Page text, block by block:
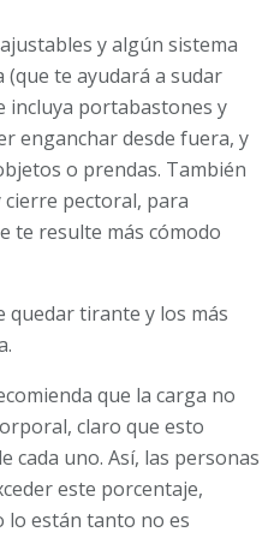
y algún sistema
(que te ayudará a sudar
incluya portabastones y
enganchar desde fuera, y
o prendas. También
pectoral, para
te resulte más cómodo
quedar tirante y los más
que la carga no
claro que esto
cada uno. Así, las personas
este porcentaje,
lo están tanto no es